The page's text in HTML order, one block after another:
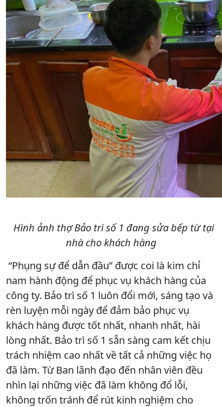
Hình ảnh thợ Bảo trì số 1 đang sửa bếp từ tại
nhà cho khách hàng
“Phụng sự để dẫn đầu” được coi là kim chỉ
nam hành động để phục vụ khách hàng của
công ty. Bảo trì số 1 luôn đổi mới, sáng tạo và
rèn luyện mỗi ngày để đảm bảo phục vụ
khách hàng được tốt nhất, nhanh nhất, hài
lòng nhất. Bảo trì số 1 sẵn sàng cam kết chịu
trách nhiệm cao nhất về tất cả những việc họ
đã làm. Từ Ban lãnh đạo đến nhân viên đều
nhìn lại những việc đã làm không đổ lỗi,
không trốn tránh để rút kinh nghiệm cho